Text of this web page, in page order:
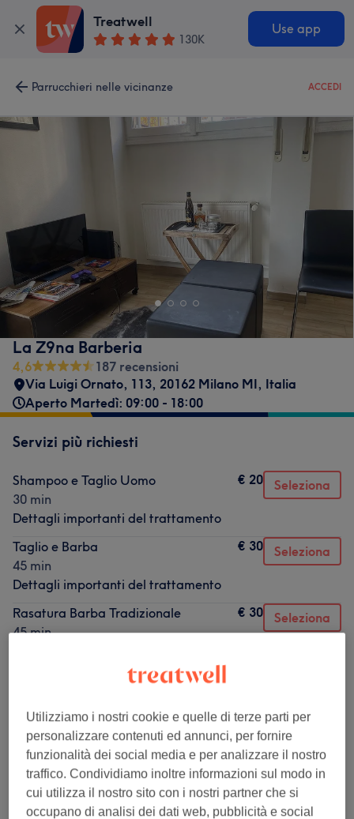
Treatwell
130K
Use app
Parrucchieri nelle vicinanze ACCEDI
La Z9na Barberia
4,6
187 recensioni
Via Luigi Ornato, 113, 20162 Milano MI, Italia
Aperto Martedì: 09:00 - 18:00
Servizi più richiesti
Shampoo e Taglio Uomo
30 min
Dettagli importanti del trattamento
€ 20 Seleziona
Taglio e Barba
45 min
Dettagli importanti del trattamento
€ 30 Seleziona
Rasatura Barba Tradizionale
45 min
€ 30 Seleziona
Dettagli importanti del trattamento
Rasatura Barba con Macchinetta
15 min
Dettagli importanti del trattamento
€ 12 Seleziona
Utilizziamo i nostri cookie e quelle di terze parti per
personalizzare contenuti ed annunci, per fornire
funzionalità dei social media e per analizzare il nostro
traffico. Condividiamo inoltre informazioni sul modo in
cui utilizza il nostro sito con i nostri partner che si
occupano di analisi dei dati web, pubblicità e social